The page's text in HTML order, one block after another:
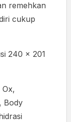
remehkan
cukup
240 x 201
Ox,
Body